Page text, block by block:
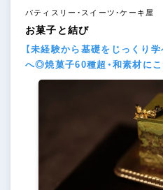
パティスリー・スイーツ・ケーキ屋
お菓子と結び
【未経験から基礎をじっくり
へ◎焼菓子60種超・和素材に